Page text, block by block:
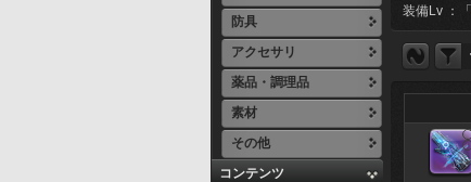
防具
アクセサリ
薬品・調理品
素材
その他
コンテンツ
装備Lv ：「